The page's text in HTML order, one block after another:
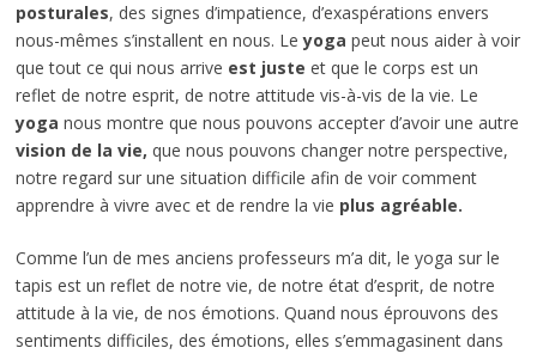
posturales, des signes d’impatience, d’exaspérations envers
nous-mêmes s’installent en nous. Leyoga peut nous aider à voir
que tout ce qui nous arrive est juste et que le corps est un
reflet de notre esprit, de notre attitude vis-à-vis de la vie. Le
yoga nous montre que nous pouvons accepter d’avoir une autre
vision de la vie, que nous pouvons changer notre perspective,
notre regard sur une situation difficile afin de voir comment
apprendre à vivre avec et de rendre la vie plus agréable.
Comme l’un de mes anciens professeurs m’a dit, le yoga sur le
tapis est un reflet de notre vie, de notre état d’esprit, de notre
attitude à la vie, de nos émotions. Quand nous éprouvons des
sentiments difficiles, des émotions, elles s’emmagasinent dans